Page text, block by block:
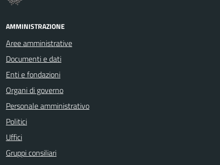
AMMINISTRAZIONE
Aree amministrative
Documenti e dati
Enti e fondazioni
Organi di governo
Personale amministrativo
Politici
Uffici
Gruppi consiliari